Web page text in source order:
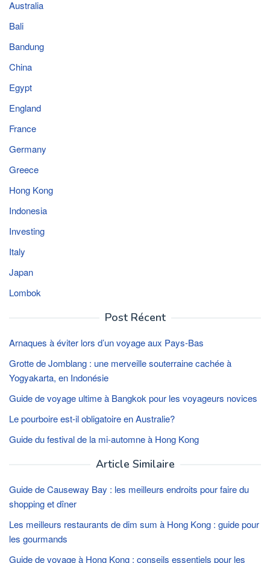
Australia
Bali
Bandung
China
Egypt
England
France
Germany
Greece
Hong Kong
Indonesia
Investing
Italy
Japan
Lombok
Post Récent
Arnaques à éviter lors d’un voyage aux Pays-Bas
Grotte de Jomblang : une merveille souterraine cachée à
Yogyakarta, en Indonésie
Guide de voyage ultime à Bangkok pour les voyageurs novices
Le pourboire est-il obligatoire en Australie?
Guide du festival de la mi-automne à Hong Kong
Article Similaire
Guide de Causeway Bay : les meilleurs endroits pour faire du
shopping et dîner
Les meilleurs restaurants de dim sum à Hong Kong : guide pour
les gourmands
Guide de voyage à Hong Kong : conseils essentiels pour les